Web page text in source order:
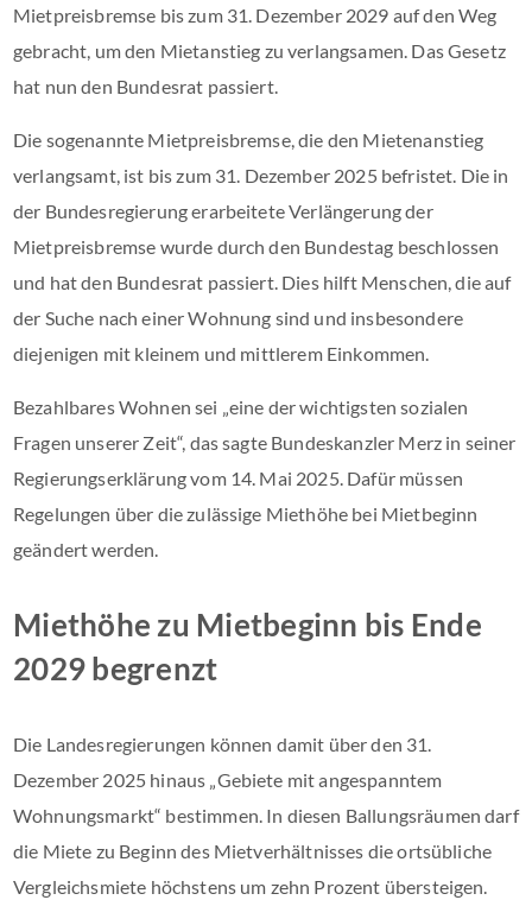
Mietpreisbremse bis zum 31. Dezember 2029 auf den Weg
gebracht, um den Mietanstieg zu verlangsamen. Das Gesetz
hat nun den Bundesrat passiert.
Die sogenannte Mietpreisbremse, die den Mietenanstieg
verlangsamt, ist bis zum 31. Dezember 2025 befristet. Die in
der Bundesregierung erarbeitete Verlängerung der
Mietpreisbremse wurde durch den Bundestag beschlossen
und hat den Bundesrat passiert. Dies hilft Menschen, die auf
der Suche nach einer Wohnung sind und insbesondere
diejenigen mit kleinem und mittlerem Einkommen.
Bezahlbares Wohnen sei „eine der wichtigsten sozialen
Fragen unserer Zeit“, das sagte Bundeskanzler Merz in seiner
Regierungserklärung vom 14. Mai 2025. Dafür müssen
Regelungen über die zulässige Miethöhe bei Mietbeginn
geändert werden.
Miethöhe zu Mietbeginn bis Ende
2029 begrenzt
Die Landesregierungen können damit über den 31.
Dezember 2025 hinaus „Gebiete mit angespanntem
Wohnungsmarkt“ bestimmen. In diesen Ballungsräumen darf
die Miete zu Beginn des Mietverhältnisses die ortsübliche
Vergleichsmiete höchstens um zehn Prozent übersteigen.